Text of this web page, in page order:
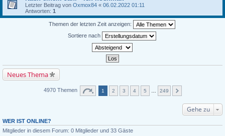
Letzter Beitrag von Oxmox84 « 06.02.2022 01:11
Antworten: 1
Themen der letzten Zeit anzeigen:
Sortiere nach
Neues Thema
4970 Themen 1 2 3 4 5 249
Gehe zu
WER IST ONLINE?
Mitglieder in diesem Forum: 0 Mitglieder und 33 Gäste